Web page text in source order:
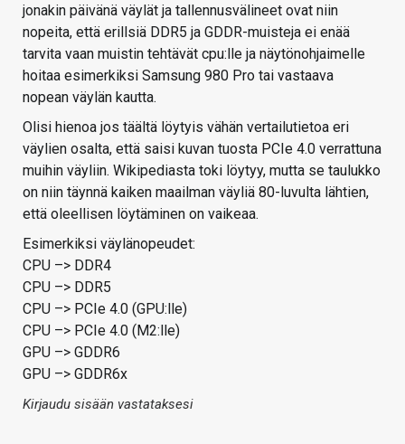
jonakin päivänä väylät ja tallennusvälineet ovat niin
nopeita, että erillsiä DDR5 ja GDDR-muisteja ei enää
tarvita vaan muistin tehtävät cpu:lle ja näytönohjaimelle
hoitaa esimerkiksi Samsung 980 Pro tai vastaava
nopean väylän kautta.
Olisi hienoa jos täältä löytyis vähän vertailutietoa eri
väylien osalta, että saisi kuvan tuosta PCIe 4.0 verrattuna
muihin väyliin. Wikipediasta toki löytyy, mutta se taulukko
on niin täynnä kaiken maailman väyliä 80-luvulta lähtien,
että oleellisen löytäminen on vaikeaa.
Esimerkiksi väylänopeudet:
CPU –> DDR4
CPU –> DDR5
CPU –> PCIe 4.0 (GPU:lle)
CPU –> PCIe 4.0 (M2:lle)
GPU –> GDDR6
GPU –> GDDR6x
Kirjaudu sisään vastataksesi